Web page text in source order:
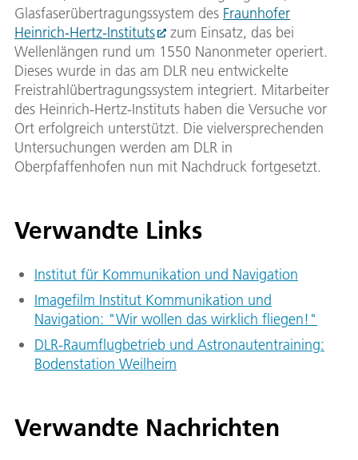
Glasfaserübertragungssystem des Fraunhofer
Heinrich-Hertz-Instituts
zum Einsatz, das bei
Wellenlängen rund um 1550 Nanonmeter operiert.
Dieses wurde in das am DLR neu entwickelte
Freistrahlübertragungssystem integriert. Mitarbeiter
des Heinrich-Hertz-Instituts haben die Versuche vor
Ort erfolgreich unterstützt. Die vielversprechenden
Untersuchungen werden am DLR in
Oberpfaffenhofen nun mit Nachdruck fortgesetzt.
Verwandte Links
Institut für Kommunikation und Navigation
Imagefilm Institut Kommunikation und
Navigation: "Wir wollen das wirklich fliegen!"
DLR-Raumflugbetrieb und Astronautentraining:
Bodenstation Weilheim
Verwandte Nachrichten